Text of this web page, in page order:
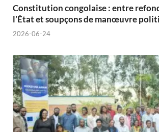
Constitution congolaise : entre
l’État et soupçons de manœuvre
2026-06-24